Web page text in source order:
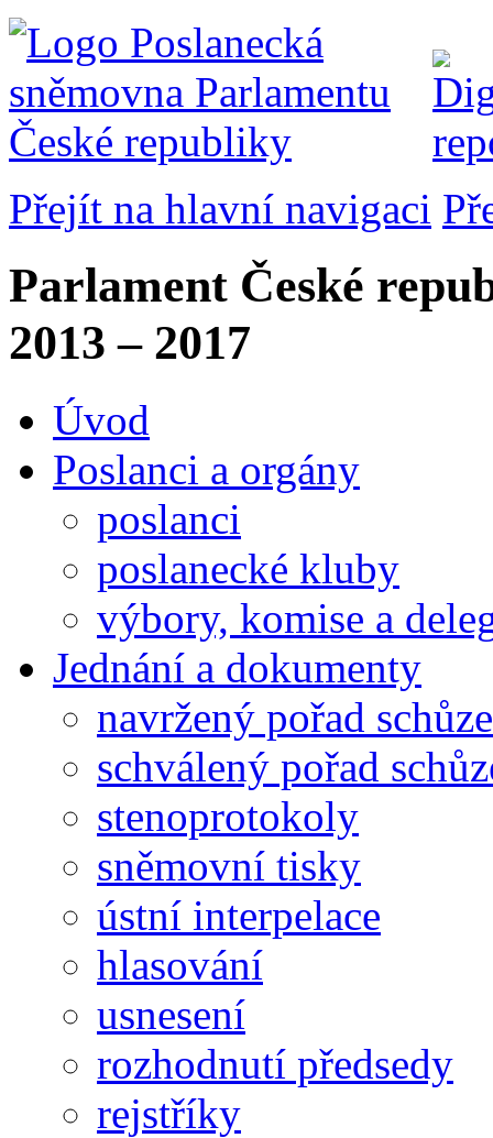
Přejít na hlavní navigaci
Parlament České
2013 – 2017
Úvod
Poslanci a orgány
poslanci
poslanecké kluby
výbory, komise a
Jednání a dokumenty
navržený pořad schůze
schválený pořad
stenoprotokoly
sněmovní tisky
ústní interpelace
hlasování
usnesení
rozhodnutí předsedy
rejstříky